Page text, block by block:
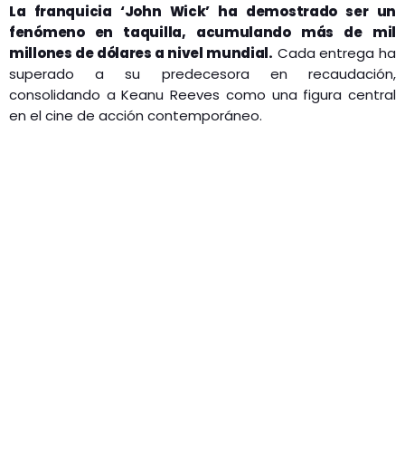
La franquicia ‘John Wick’ ha demostrado ser un
fenómeno en taquilla, acumulando más de mil
millones de dólares a nivel mundial. Cada entrega ha
superado a su predecesora en recaudación,
consolidando a Keanu Reeves como una figura central
en el cine de acción contemporáneo.